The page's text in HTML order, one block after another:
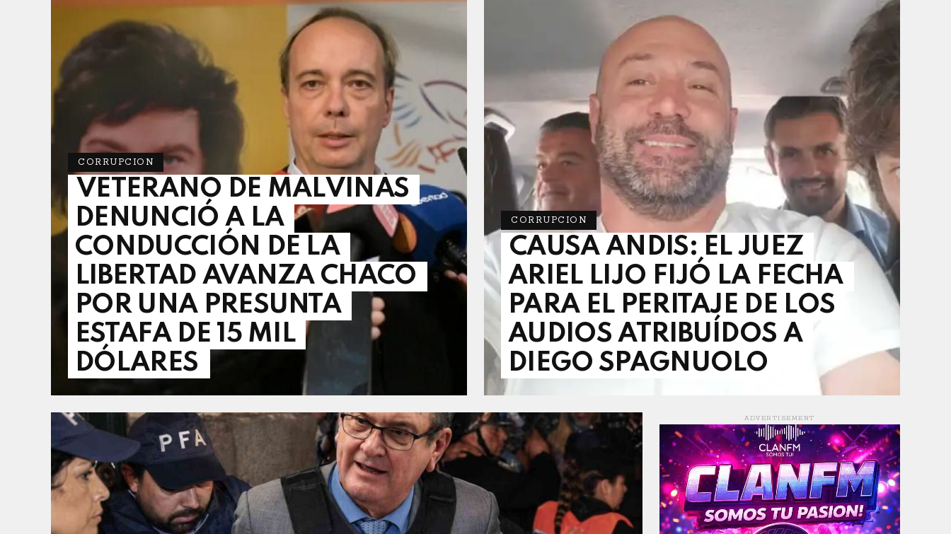
CORRUPCION
VETERANO DE MALVINAS
DENUNCIÓ A LA
CONDUCCIÓN DE LA
LIBERTAD AVANZA CHACO
POR UNA PRESUNTA
ESTAFA DE 15 MIL
DÓLARES
CORRUPCION
CAUSA ANDIS: EL JUEZ
ARIEL LIJO FIJÓ LA FECHA
PARA EL PERITAJE DE LOS
AUDIOS ATRIBUÍDOS A
DIEGO SPAGNUOLO
ADVERTISEMENT